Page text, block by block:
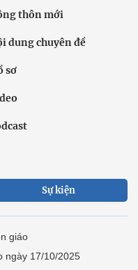
thôn mới
dung chuyên đề
sơ
Sự kiện
giáo
ngày 17/10/2025